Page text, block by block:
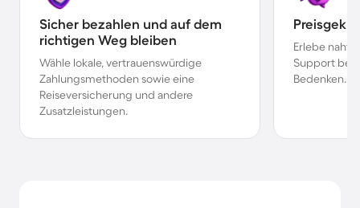
Sicher bezahlen und auf dem
richtigen Weg bleiben
Wähle lokale, vertrauenswürdige
Zahlungsmethoden sowie eine
Reiseversicherung und andere
Zusatzleistungen.
Erlebe
Support bei
Bedenken.